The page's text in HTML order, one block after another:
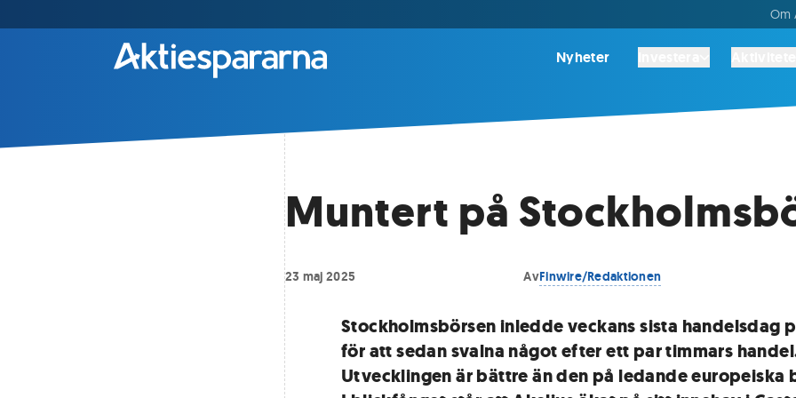
Om
Nyheter
Muntert på
23 maj 2025 AvFinwire/Redaktionen
Stockholmsbörsen inledde veckans sista handelsdag
för att sedan svalna något efter ett par timmars
Utvecklingen är bättre än den på ledande europeiska